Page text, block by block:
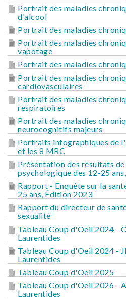
Portrait des maladies
d'alcool
Portrait des maladies
Portrait des maladies
vapotage
Portrait des maladies
Portrait des maladies
cardiovasculaires
Portrait des maladies
respiratoires
Portrait des maladies
neurocognitifs majeurs
Portraits infographiques de
et les 8 MRC
Présentation des résultats
psychologique des 12-25
Rapport - Enquête sur la
25 ans, Édition 2023
Rapport du directeur de
sexualité
Tableau Coup d'Oeil 2024 -
Laurentides
Tableau Coup d'Oeil 2024 -
Laurentides
Tableau Coup d'Oeil 2025
Tableau Coup d'Oeil 2026 -
Laurentides